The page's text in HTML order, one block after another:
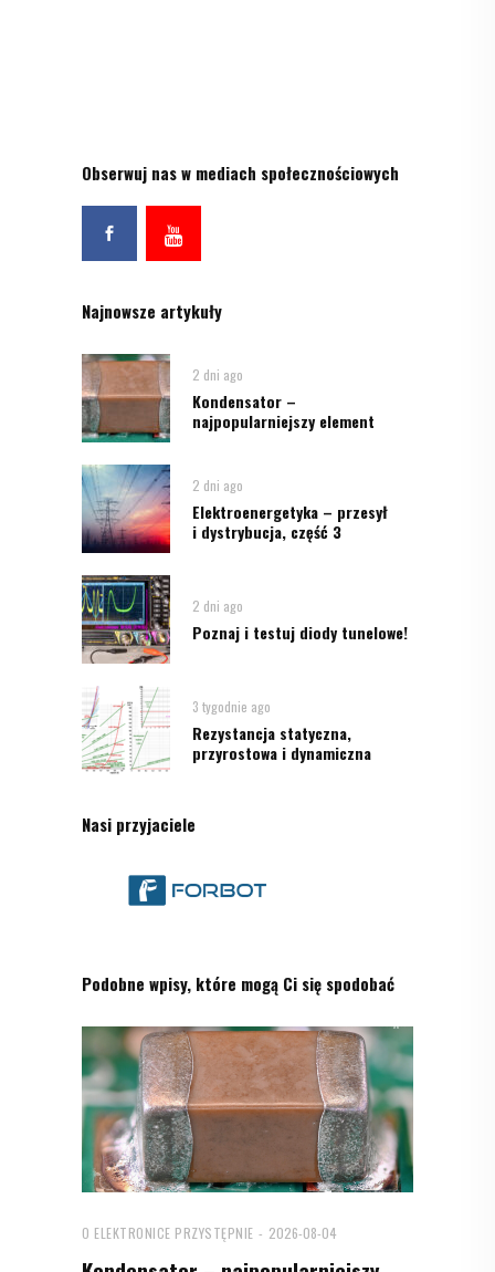
Obserwuj nas w mediach społecznościowych
Najnowsze artykuły
2 dni ago
Kondensator –
najpopularniejszy element
2 dni ago
Elektroenergetyka – przesył
i dystrybucja, część 3
2 dni ago
Poznaj i testuj diody tunelowe!
3 tygodnie ago
Rezystancja statyczna,
przyrostowa i dynamiczna
Nasi przyjaciele
Podobne wpisy, które mogą Ci się spodobać
O ELEKTRONICE PRZYSTĘPNIE 2026-08-04